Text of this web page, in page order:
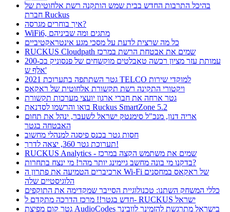
בהיכל התרבות החדש בבית שמש הותקנה רשת אלחוטית של
חברת Ruckus
איך בוחרים מגרסה?
WiFi6, מתגים ומה שביניהם
כל מה שרצית לדעת על מסכי מגע אינטראקטיביים
RUCKUS Cloudpath שמים את אבטחת הרשת במרכז
עמותת עזר מציון רכשה טאבלטים מוקשחים של פנסוניק בכ-200
אלף ש'
גטר השתתפה בתערוכת 2021 TELCO למוקדי שירות
ויקטורי התקינה רשת תקשורת אלחוטית של ראקאס
גטר ארחה את חברי ארגון יועצי מערכות תקשורת
בואו והרשמו לסדנאת Ruckus SmartZone 5.2
אריה דנון, מנכ"ל סימנטק ישראל לשעבר, ינהל את תחום
האבטחה בגטר
חסות גטר בכנס פיסגה למנהלי מחשוב
תערוכת גטר 360, יצאה לדרך!
RUCKUS Analytics - שמים את משתמש הקצה במרכז
בדקנו מי בונה מחשב גיימינג יותר מהר! מי ינצח בתחרות?
ארכיברים הטמיעה את פתרון ה Wi-Fi של ראקאס במחסנים
הלוגיסטיים שלה
כללי המשחק השתנו: טכנולוגיית הסייבר שמקדימה את התוקפים
חדש בגטר!! מרכז הדרכה מתקדם ל- RUCKUS ישראל
גטר קום מפיצת AudioCodes בישראל מתרגשת להזמינך לוובינר